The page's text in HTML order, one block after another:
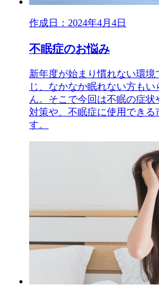
作成日：2024年4月4日
不眠症のお悩み
新年度が始まり慣れない環
じ、なかなか眠れない方も
ん。そこで今回は不眠の症
対策や、不眠症に使用できる
す。